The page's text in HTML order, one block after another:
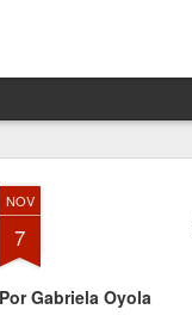
NOV
7
Por Gabriela Oyola